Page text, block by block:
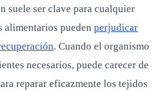
suele ser clave para cualquier
alimentarios pueden perjudicar
. Cuando el organismo
necesarios, puede carecer de
reparar eficazmente los tejidos